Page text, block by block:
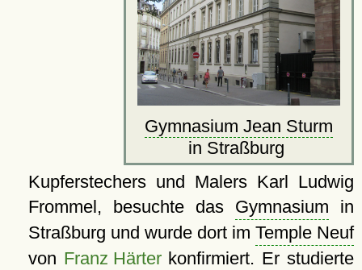
Gymnasium Jean Sturm
in Straßburg
Kupferstechers und Malers Karl Ludwig
Frommel, besuchte das Gymnasium in
Straßburg und wurde dort im Temple Neuf
von Franz Härterkonfirmiert. Er studierte